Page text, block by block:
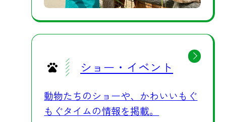
ポット、そして涼を取る動物たちの
愛らしい姿を、夕方からは夜ならで
はの静けさとナイトサファリツアー
の特別な時間を、それぞれお楽しみ
いただけます。お客様も動物たち
も、涼しく元気に夏を過ごせるよ
う、スタッフ一同お待ちしておりま
ショー・イベント
動物たちのショーや、かわいいもぐ
もぐタイムの情報を掲載。